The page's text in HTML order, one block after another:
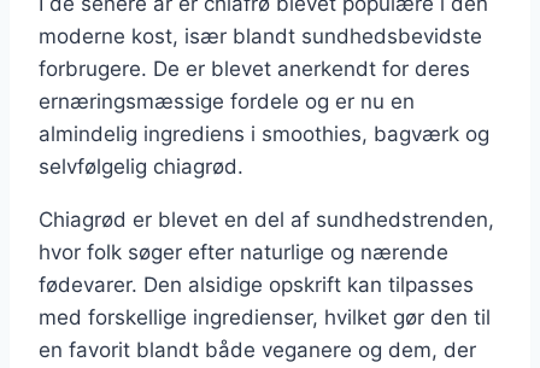
moderne kost, især blandt sundhedsbevidste
forbrugere. De er blevet anerkendt for deres
ernæringsmæssige fordele og er nu en
almindelig ingrediens i smoothies, bagværk og
selvfølgelig chiagrød.
Chiagrød er blevet en del af sundhedstrenden,
hvor folk søger efter naturlige og nærende
fødevarer. Den alsidige opskrift kan tilpasses
med forskellige ingredienser, hvilket gør den til
en favorit blandt både veganere og dem, der